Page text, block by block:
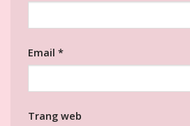
Email *
Trang web